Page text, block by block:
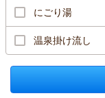
にごり湯
温泉掛け流し